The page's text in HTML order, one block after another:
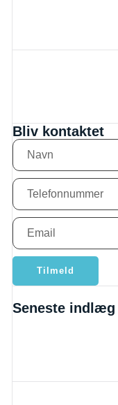
Bliv kontaktet
Tilmeld
Seneste indlæg